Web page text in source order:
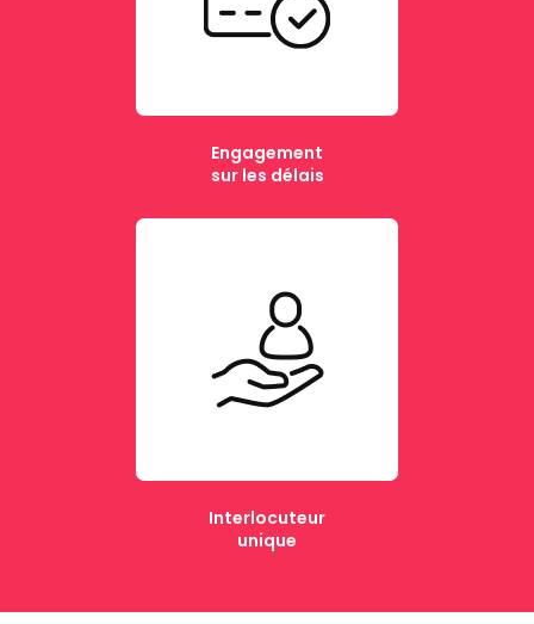
Engagement
sur les délais
Interlocuteur
unique